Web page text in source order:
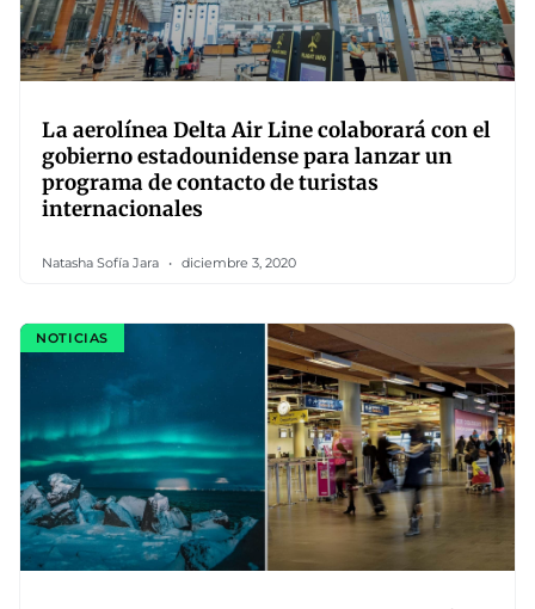
La aerolínea Delta Air Line colaborará con el
gobierno estadounidense para lanzar un
programa de contacto de turistas
internacionales
Natasha Sofía Jara diciembre 3, 2020
NOTICIAS